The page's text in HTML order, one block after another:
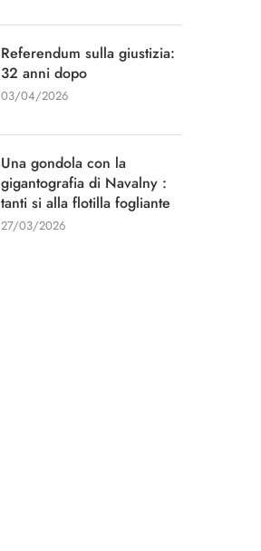
Referendum sulla giustizia:
32 anni dopo
03/04/2026
Una gondola con la
gigantografia di Navalny :
tanti si alla flotilla fogliante
27/03/2026